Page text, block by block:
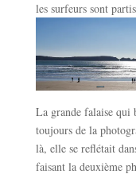
les surfeurs sont
La grande falaise qui
toujours de la
là, elle se reflétait
faisant la deuxième